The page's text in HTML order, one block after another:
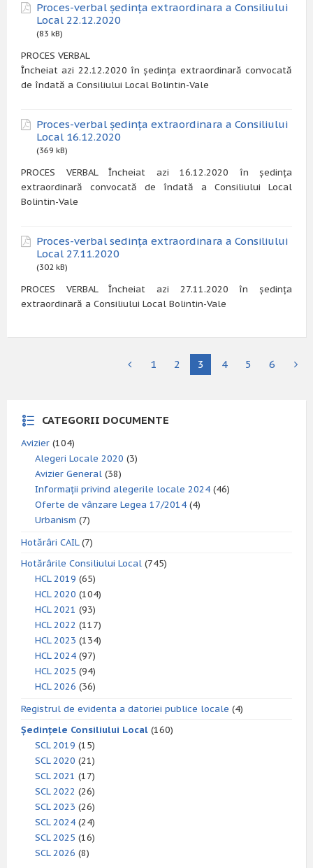
Proces-verbal ședința extraordinara a Consiliului
Local 22.12.2020
(83 kB)
PROCES VERBAL
Încheiat azi 22.12.2020 în ședința extraordinară convocată
de îndată a Consiliului Local Bolintin-Vale
Proces-verbal ședința extraordinara a Consiliului
Local 16.12.2020
(369 kB)
PROCES VERBAL Încheiat azi 16.12.2020 în ședința
extraordinară convocată de îndată a Consiliului Local
Bolintin-Vale
Proces-verbal sedința extraordinara a Consiliului
Local 27.11.2020
(302 kB)
PROCES VERBAL Încheiat azi 27.11.2020 în ședința
extraordinară a Consiliului Local Bolintin-Vale
1 2 3 4 5 6
CATEGORII DOCUMENTE
Avizier (104)
Alegeri Locale 2020 (3)
Avizier General (38)
Informații privind alegerile locale 2024 (46)
Oferte de vânzare Legea 17/2014 (4)
Urbanism (7)
Hotărâri CAIL(7)
Hotărârile Consiliului Local (745)
HCL 2019 (65)
HCL 2020 (104)
HCL 2021 (93)
HCL 2022 (117)
HCL 2023 (134)
HCL 2024 (97)
HCL 2025 (94)
HCL 2026 (36)
Registrul de evidenta a datoriei publice locale (4)
Ședințele Consiliului Local (160)
SCL 2019 (15)
SCL 2020 (21)
SCL 2021 (17)
SCL 2022 (26)
SCL 2023 (26)
SCL 2024 (24)
SCL 2025 (16)
SCL 2026 (8)